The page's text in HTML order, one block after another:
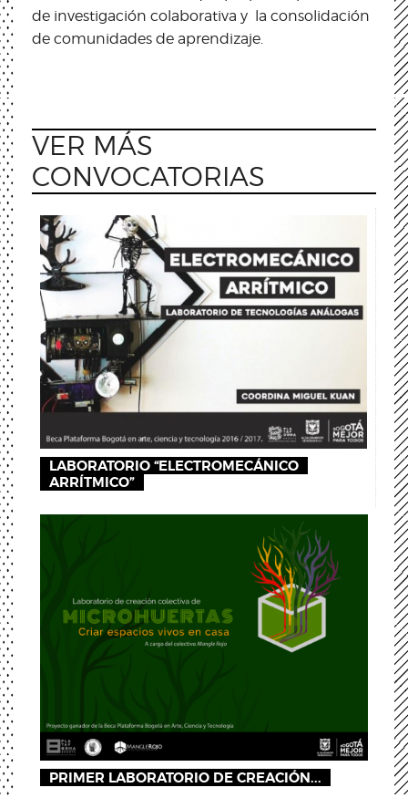
de investigación colaborativa y la consolidación
de comunidades de aprendizaje.
VER MÁS
CONVOCATORIAS
LABORATORIO “ELECTROMECÁNICO
ARRÍTMICO”
PRIMER LABORATORIO DE CREACIÓN...